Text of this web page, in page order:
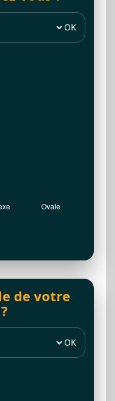
OK
de votre
OK